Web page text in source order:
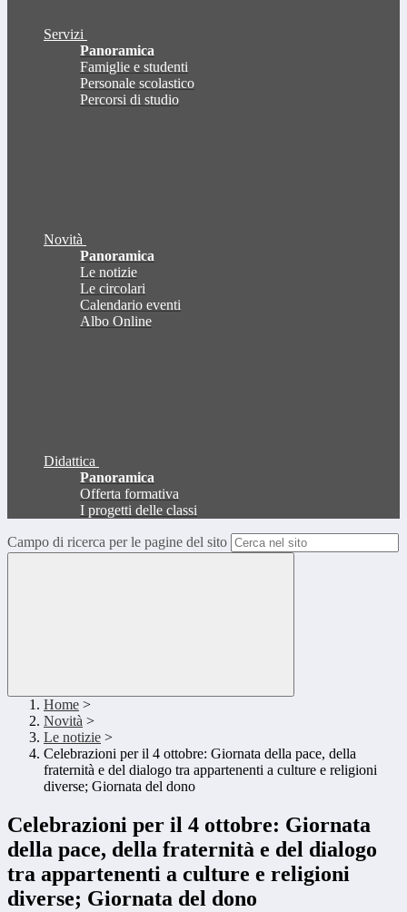
Servizi
Panoramica
Famiglie e studenti
Personale scolastico
Percorsi di studio
Novità
Panoramica
Le notizie
Le circolari
Calendario eventi
Albo Online
Didattica
Panoramica
Offerta formativa
I progetti delle classi
Campo di ricerca per le pagine del sito
Home >
Novità >
Le notizie >
Celebrazioni per il 4 ottobre: Giornata della pace, della
fraternità e del dialogo tra appartenenti a culture e religioni
diverse; Giornata del dono
Celebrazioni per il 4 ottobre: Giornata
della pace, della fraternità e del dialogo
tra appartenenti a culture e religioni
diverse; Giornata del dono